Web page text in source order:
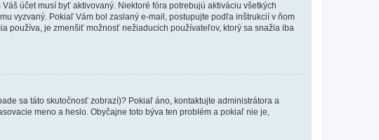
účet musí byť aktivovaný. Niektoré fóra potrebujú aktiváciu všetkých
vyzvaný. Pokiaľ Vám bol zaslaný e-mail, postupujte podľa inštrukcií v ňom
používa, je zmenšiť možnosť nežiaducich používateľov, ktorý sa snažia iba
sa táto skutočnosť zobrazí)? Pokiaľ áno, kontaktujte administrátora a
meno a heslo. Obyčajne toto býva ten problém a pokiaľ nie je,